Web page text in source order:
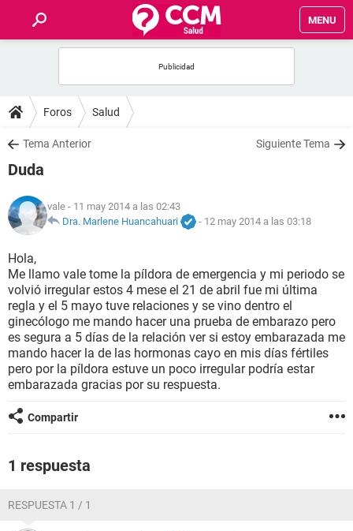
MENU
FOROS
SALUD
NUTRICIÓN
BIENESTAR
SEXUALIDAD
GLOSARIO
Foros Salud
Tema Anterior Siguiente Tema
Duda
vale - 11 may 2014 a las 02:43
Dra. Marlene Huancahuari
- 12 may 2014 a las 03:18
Hola,
Me llamo vale tome la píldora de emergencia y mi periodo se
volvió irregular estos 4 mese el 21 de abril fue mi última
regla y el 5 mayo tuve relaciones y se vino dentro el
ginecólogo me mando hacer una prueba de embarazo pero
es segura a 5 días de la relación ver si estoy embarazada me
mando hacer la de las hormonas cayo en mis días fértiles
pero por la píldora estuve un poco irregular podría estar
embarazada gracias por su respuesta.
Compartir
1 respuesta
RESPUESTA 1 / 1